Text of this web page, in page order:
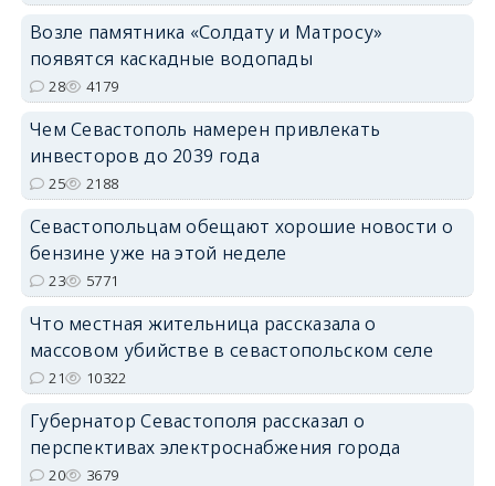
Возле памятника «Солдату и Матросу»
появятся каскадные водопады
28 4179
Чем Севастополь намерен привлекать
инвесторов до 2039 года
25 2188
Севастопольцам обещают хорошие новости о
бензине уже на этой неделе
23 5771
Что местная жительница рассказала о
массовом убийстве в севастопольском селе
21 10322
Губернатор Севастополя рассказал о
перспективах электроснабжения города
20 3679